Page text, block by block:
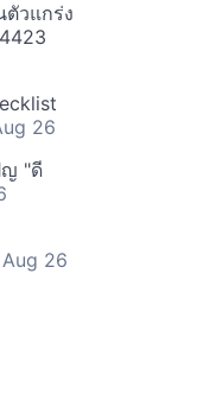
วแกร่ง
26
ญ "ดี
26